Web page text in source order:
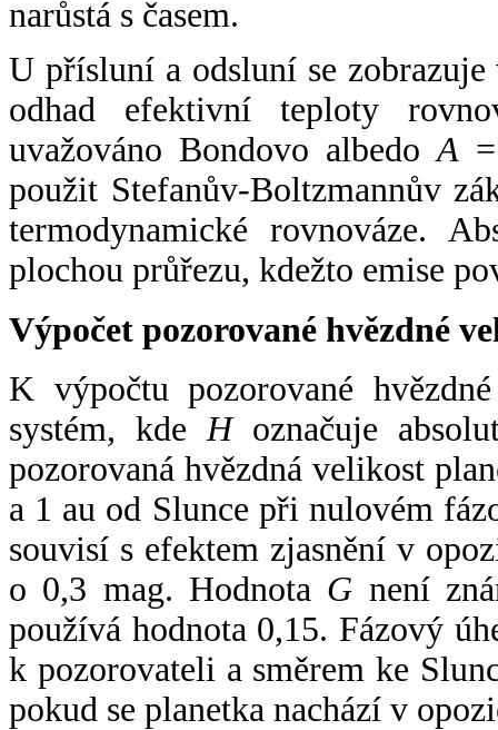
narůstá s časem.
U přísluní a odsluní se
odhad efektivní teploty
uvažováno Bondovo albedoA
použit Stefanův-Boltzmannův
termodynamické rovnováze.
plochou průřezu, kdežto emise
Výpočet pozorované hvězdné
K výpočtu pozorované
systém, kde Hoznačuje
pozorovaná hvězdná velikost
a 1 au od Slunce při nulovém
souvisí s efektem zjasnění v
o 0,3 mag. Hodnota G není
používá hodnota 0,15. Fázový
k pozorovateli a směrem ke
pokud se planetka nachází v